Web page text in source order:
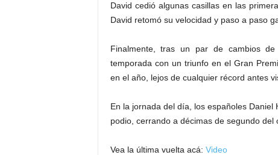
David cedió algunas casillas en las
David retomó su velocidad y paso a paso
Finalmente, tras un par de cambios
temporada con un triunfo en el Gran
en el año, lejos de cualquier récord antes
En la jornada del día, los españoles
podio, cerrando a décimas de segundo del
Vea la última vuelta acá: Video